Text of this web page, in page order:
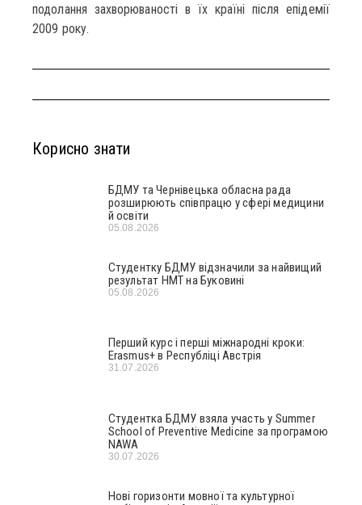
подолання захворюваності в їх країні після епідемії
2009 року.
Корисно знати
БДМУ та Чернівецька обласна рада
розширюють співпрацю у сфері медицини
й освіти
05.08.2026
Студентку БДМУ відзначили за найвищий
результат НМТ на Буковині
05.08.2026
Перший курс і перші міжнародні кроки:
Erasmus+ в Республіці Австрія
31.07.2026
Студентка БДМУ взяла участь у Summer
School of Preventive Medicine за програмою
NAWA
30.07.2026
Нові горизонти мовної та культурної